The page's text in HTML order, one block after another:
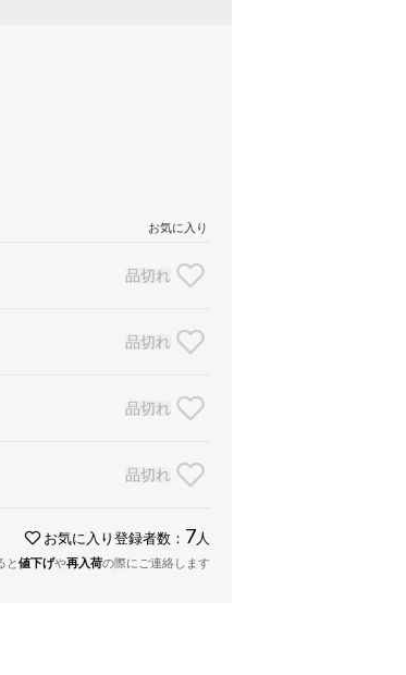
お気に入り
品切れ
品切れ
品切れ
品切れ
お気に入り登録者数： 7 人
と値下げや再入荷の際にご連絡します